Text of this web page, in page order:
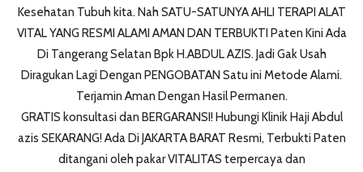
Kesehatan Tubuh kita. Nah SATU-SATUNYA AHLI TERAPI ALAT
VITAL YANG RESMI ALAMI AMAN DAN TERBUKTI Paten Kini Ada
Di Tangerang Selatan Bpk H.ABDUL AZIS. Jadi Gak Usah
Diragukan Lagi Dengan PENGOBATAN Satu ini Metode Alami.
Terjamin Aman Dengan Hasil Permanen.
GRATIS konsultasi dan BERGARANSI! Hubungi Klinik Haji Abdul
azis SEKARANG! Ada Di JAKARTA BARAT Resmi, Terbukti Paten
ditangani oleh pakar VITALITAS terpercaya dan